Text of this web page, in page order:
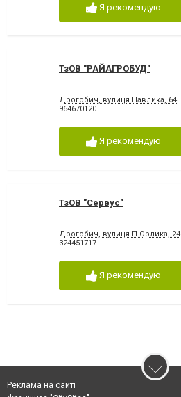
Я рекомендую
ТзОВ "РАЙАГРОБУД"
Дрогобич, вулиця Павлика, 64
964670120
Я рекомендую
ТзОВ "Сервус"
Дрогобич, вулиця П.Орлика, 24
324451717
Я рекомендую
Реклама на сайті